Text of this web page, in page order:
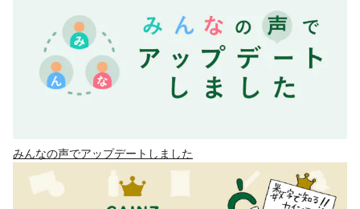
みんなの声でアップデートしました